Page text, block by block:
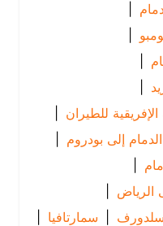
للطيران |
بودروم |
|
| سمارتافيا
|